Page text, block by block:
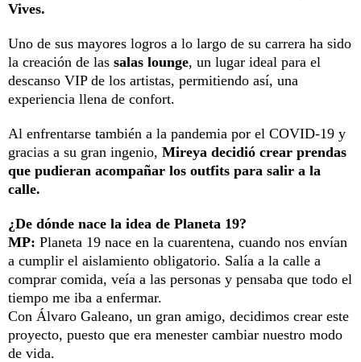
Vives.
Uno de sus mayores logros a lo largo de su carrera ha sido
la creación de las salas lounge, un lugar ideal para el
descanso VIP de los artistas, permitiendo así, una
experiencia llena de confort.
Al enfrentarse también a la pandemia por el COVID-19 y
gracias a su gran ingenio, Mireya decidió crear prendas
que pudieran acompañar los outfits para salir a la
calle.
¿De dónde nace la idea de Planeta 19?
MP: Planeta 19 nace en la cuarentena, cuando nos envían
a cumplir el aislamiento obligatorio. Salía a la calle a
comprar comida, veía a las personas y pensaba que todo el
tiempo me iba a enfermar.
Con Álvaro Galeano, un gran amigo, decidimos crear este
proyecto, puesto que era menester cambiar nuestro modo
de vida.